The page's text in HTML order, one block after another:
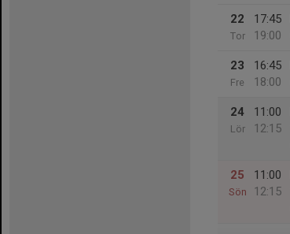
22
Tor
17:45
19:00
23
Fre
16:45
18:00
24
Lör
11:00
12:15
25
Sön
11:00
12:15